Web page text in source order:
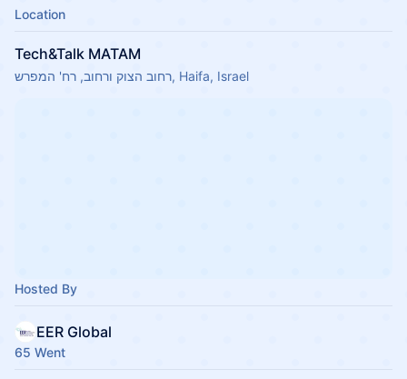
Location
Tech&Talk MATAM
רחוב הצוק ורחוב, רח' המפרש, Haifa, Israel
Hosted By
EER Global
65 Went